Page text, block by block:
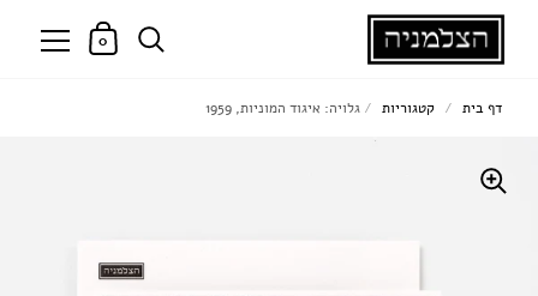
0
דף בית / קטגוריות / גלויה: איגוד המוניות, 1959